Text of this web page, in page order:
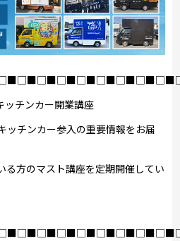
チンカー開業講座
ッチンカー参入の重要情報をお届
る方のマスト講座を定期開催してい